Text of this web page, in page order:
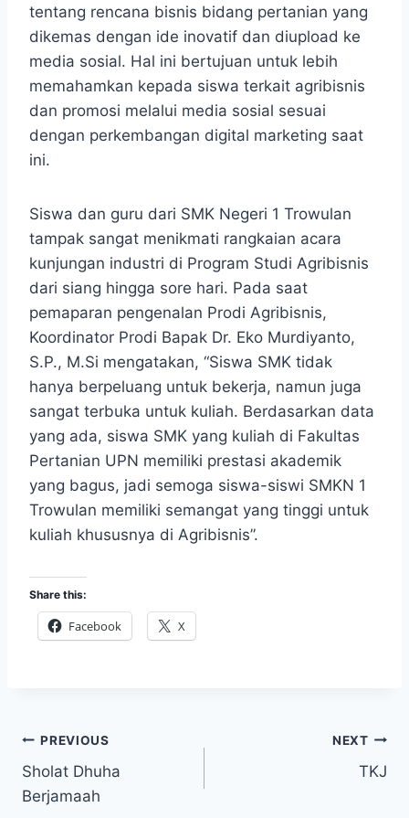
tentang rencana bisnis bidang pertanian yang
dikemas dengan ide inovatif dan diupload ke
media sosial. Hal ini bertujuan untuk lebih
memahamkan kepada siswa terkait agribisnis
dan promosi melalui media sosial sesuai
dengan perkembangan digital marketing saat
ini.
Siswa dan guru dari SMK Negeri 1 Trowulan
tampak sangat menikmati rangkaian acara
kunjungan industri di Program Studi Agribisnis
dari siang hingga sore hari. Pada saat
pemaparan pengenalan Prodi Agribisnis,
Koordinator Prodi Bapak Dr. Eko Murdiyanto,
S.P., M.Si mengatakan, “Siswa SMK tidak
hanya berpeluang untuk bekerja, namun juga
sangat terbuka untuk kuliah. Berdasarkan data
yang ada, siswa SMK yang kuliah di Fakultas
Pertanian UPN memiliki prestasi akademik
yang bagus, jadi semoga siswa-siswi SMKN 1
Trowulan memiliki semangat yang tinggi untuk
kuliah khususnya di Agribisnis”.
Share this:
Facebook X
Post
navigation
PREVIOUS
Sholat Dhuha
Berjamaah
NEXT
TKJ